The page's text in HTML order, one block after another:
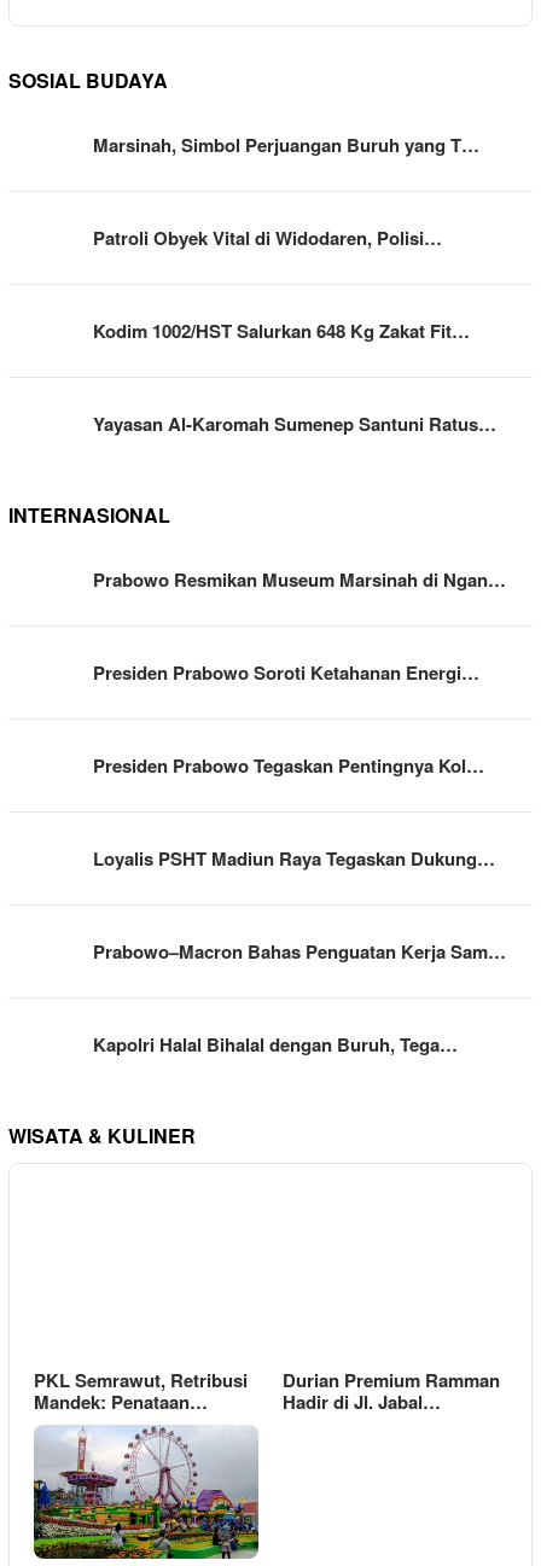
SOSIAL BUDAYA
Marsinah, Simbol Perjuangan Buruh yang T…
Patroli Obyek Vital di Widodaren, Polisi…
Kodim 1002/HST Salurkan 648 Kg Zakat Fit…
Yayasan Al-Karomah Sumenep Santuni Ratus…
INTERNASIONAL
Prabowo Resmikan Museum Marsinah di Ngan…
Presiden Prabowo Soroti Ketahanan Energi…
Presiden Prabowo Tegaskan Pentingnya Kol…
Loyalis PSHT Madiun Raya Tegaskan Dukung…
Prabowo–Macron Bahas Penguatan Kerja Sam…
Kapolri Halal Bihalal dengan Buruh, Tega…
WISATA & KULINER
PKL Semrawut, Retribusi
Mandek: Penataan…
Durian Premium Ramman
Hadir di Jl. Jabal…